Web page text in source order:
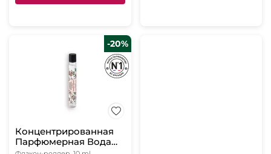
-20%
Концентрированная
Парфюмерная Вода